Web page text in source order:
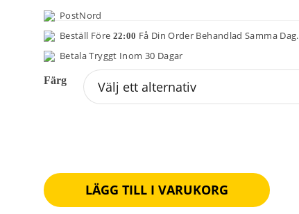
PostNord
Beställ Före 22:00 Få Din Order Behandlad Samma Dag.
Betala Tryggt Inom 30 Dagar
Färg
LÄGG TILL I VARUKORG